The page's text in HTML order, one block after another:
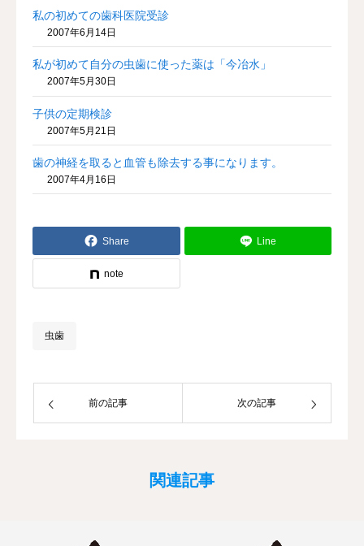
私の初めての歯科医院受診
2007年6月14日
私が初めて自分の虫歯に使った薬は「今冶水」
2007年5月30日
子供の定期検診
2007年5月21日
歯の神経を取ると血管も除去する事になります。
2007年4月16日
Share Line
note
虫歯
前の記事 次の記事
関連記事